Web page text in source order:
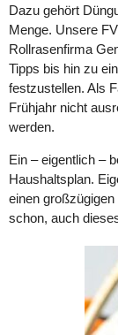
Dazu gehört
Menge. Unsere
Rollrasenfirma
Tipps bis hin zu
festzustellen. Als
Frühjahr nicht
werden.
Ein – eigentlich –
Haushaltsplan.
einen
schon, auch